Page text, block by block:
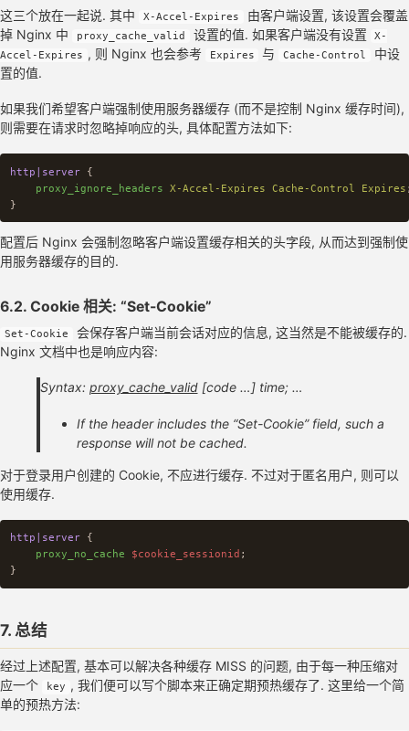
location / {
proxy_pass https://github-pages ;
proxy_cache_valid 200 302 1h ;
proxy_cache_valid
206 304 302 30m
proxy_cache_valid 404 2h;
proxy_cache_valid
proxy_cache_valid
any 5m ;
location ~ /purge(?<purge_url>/.*) {
allow
127
deny all;
proxy_cache_purge blog_cache
}
}
这三个放在一起说. 其中 X-Accel-Expires
由客户端设置, 该设置会覆盖
掉 Nginx 中
proxy_cache_valid 设置的值. 如果客户端没有设置
X-
Accel-Expires , 则 Nginx 也会参考 Expires 与 Cache-Control
中设
置的值.
如果我们希望客户端强制使用服务器缓存 (而不是控制 Nginx 缓存时间),
则需要在请求时忽略掉响应的头, 具体配置方法如下:
http|server
{
proxy_ignore_headers
X-Accel-Expires Cache-Control Expires
}
配置后 Nginx 会强制忽略客户端设置缓存相关的头字段, 从而达到强制使
用服务器缓存的目的.
6.2. Cookie 相关: “Set-Cookie”
Set-Cookie
会保存客户端当前会话对应的信息, 这当然是不能被缓存的.
Nginx 文档中也是响应内容:
Syntax: proxy_cache_valid[code …] time; …
If the header includes the “Set-Cookie” field, such a
response will not be cached.
对于登录用户创建的 Cookie, 不应进行缓存. 不过对于匿名用户, 则可以
使用缓存.
http|server
{
proxy_no_cache
$cookie_sessionid ;
}
7. 总结
经过上述配置, 基本可以解决各种缓存 MISS 的问题, 由于每一种压缩对
应一个
key , 我们便可以写个脚本来正确定期预热缓存了. 这里给一个简
单的预热方法: